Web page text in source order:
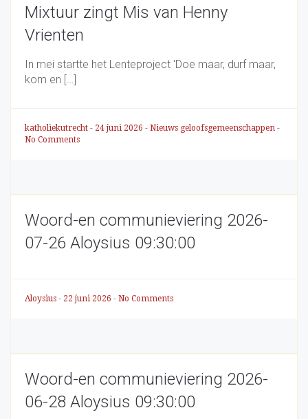
Mixtuur zingt Mis van Henny
Vrienten
In mei startte het Lenteproject 'Doe maar, durf maar,
kom en […]
katholiekutrecht - 24 juni 2026 - Nieuws geloofsgemeenschappen -
No Comments
Woord-en communieviering 2026-
07-26 Aloysius 09:30:00
Aloysius - 22 juni 2026 - No Comments
Woord-en communieviering 2026-
06-28 Aloysius 09:30:00